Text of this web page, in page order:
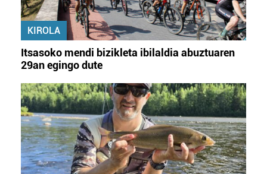
KIROLA
Itsasoko mendi bizikleta ibilaldia abuztuaren
29an egingo dute